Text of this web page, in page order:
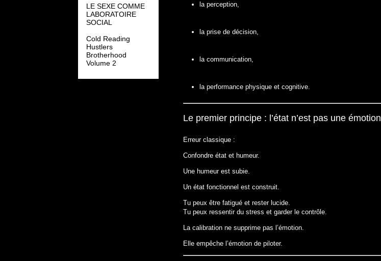
la perception,
la prise de décision,
la communication,
la performance physique et cognitive.
Le premier principe : l’état n’est pas une émotion
Erreur classique :
Confondre état et humeur.
Une humeur est subie.
Un état fonctionnel est construit.
Tu peux être fatigué et rester lucide.
Tu peux ressentir du stress et garder le contrôle.
La calibration ne supprime pas l’émotion.
Elle empêche l’émotion de piloter.
LE SEXE COMME
LABORATOIRE
SOCIAL
Cold Reading
Hustlers
Brotherhood
Volume 2